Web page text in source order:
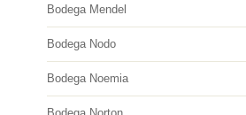
Bodega Mendel
Bodega Nodo
Bodega Noemia